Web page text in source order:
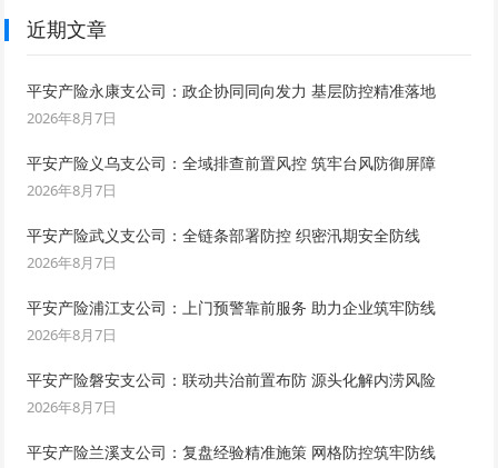
近期文章
平安产险永康支公司：政企协同同向发力 基层防控精准落地
2026年8月7日
平安产险义乌支公司：全域排查前置风控 筑牢台风防御屏障
2026年8月7日
平安产险武义支公司：全链条部署防控 织密汛期安全防线
2026年8月7日
平安产险浦江支公司：上门预警靠前服务 助力企业筑牢防线
2026年8月7日
平安产险磐安支公司：联动共治前置布防 源头化解内涝风险
2026年8月7日
平安产险兰溪支公司：复盘经验精准施策 网格防控筑牢防线